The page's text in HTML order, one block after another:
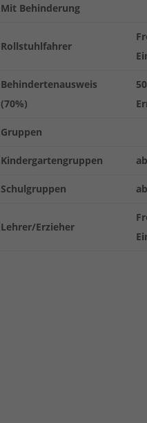
Mit Behinderung
Rollstuhlfahrer
Behindertenausweis
(70%)
Gruppen
Kindergartengruppen
Schulgruppen
Lehrer/Erzieher